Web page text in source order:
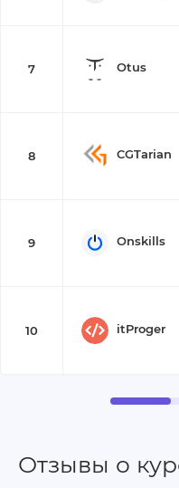
7 Otus
8 CGTarian
9 Onskills
10 itProger
Отзывы о